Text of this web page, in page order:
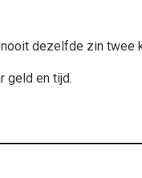
dezelfde zin twee
geld en tijd.